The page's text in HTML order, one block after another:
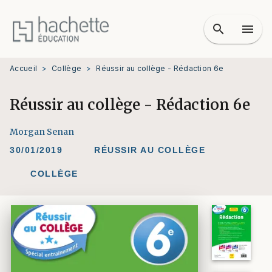
MENU RECHERCHE
PIED DE PAGE
search menu
Accueil > Collège > Réussir au collège - Rédaction 6e
Réussir au collège - Rédaction 6e
Morgan Senan
30/01/2019 RÉUSSIR AU COLLÈGE
COLLÈGE